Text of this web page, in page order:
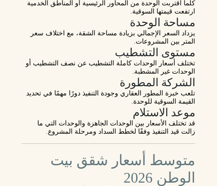
كلما اقتربت الوحدة من المحاور الرئيسية أو المناطق الخدمية
ارتفعت قيمتها السوقية.
مساحة الوحدة
يزداد السعر الإجمالي بزيادة مساحة الشقة، مع اختلاف سعر
المتر بين المشروعات.
مستوى التشطيب
تختلف أسعار الوحدات كاملة التشطيب عن نصف التشطيب أو
الوحدات غير المشطبة.
الشركة المطورة
تلعب خبرة المطور العقاري وجودة التنفيذ دورًا مهمًا في تحديد
القيمة السوقية للوحدة.
موعد الاستلام
قد تختلف الأسعار بين الوحدات الجاهزة والوحدات التي ما
زالت قيد التنفيذ وفقًا لخطط السداد ومرحلة المشروع.
متوسط أسعار شقق بيت
الوطن 2026